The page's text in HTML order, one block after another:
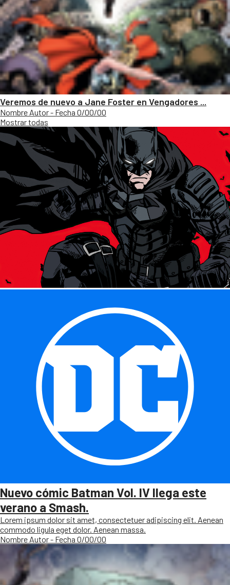
Veremos de nuevo a Jane Foster en Vengadores ...
Nombre Autor - Fecha 0/00/00
Mostrar todas
Nuevo cómic Batman Vol. IV llega este
verano a Smash.
Lorem ipsum dolor sit amet, consectetuer adipiscing elit. Aenean
commodo ligula eget dolor. Aenean massa.
Nombre Autor - Fecha 0/00/00